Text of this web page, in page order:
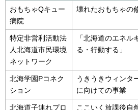
おもちゃQキュー
病院
壊れたおもちゃの
特定非営利活動法
人北海道市民環境
ネットワーク
「北海道のエネル
る・行動する」
北海学園Pコネク
ション
うきうきウィンタ
に向けての事業
北海道子連れプロ ここいく放課後自